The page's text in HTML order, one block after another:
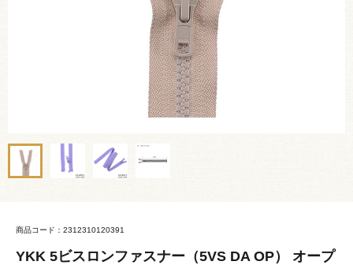
商品コード：2312310120391
YKK 5ビスロンファスナー（5VS DA OP） オープ